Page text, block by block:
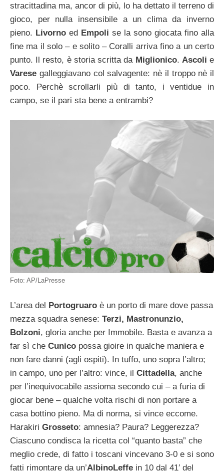
stracittadina ma, ancor di più, lo ha dettato il terreno di
gioco, per nulla insensibile a un clima da inverno
pieno. Livorno ed Empoli se la sono giocata fino alla
fine ma il solo – e solito – Coralli arriva fino a un certo
punto. Il resto, è storia scritta da Miglionico. Ascolie
Varese galleggiavano col salvagente: nè il troppo nè il
poco. Perchè scrollarli più di tanto, i ventidue in
campo, se il pari sta bene a entrambi?
Foto: AP/LaPresse
L’area del Portogruaro è un porto di mare dove passa
mezza squadra senese: Terzi, Mastronunzio,
Bolzoni, gloria anche per Immobile. Basta e avanza a
far sì che Cunico possa gioire in qualche maniera e
non fare danni (agli ospiti). In tuffo, uno sopra l’altro;
in campo, uno per l’altro: vince, il Cittadella, anche
per l’inequivocabile assioma secondo cui – a furia di
giocar bene – qualche volta rischi di non portare a
casa bottino pieno. Ma di norma, si vince eccome.
Harakiri Grosseto: amnesia? Paura? Leggerezza?
Ciascuno condisca la ricetta col “quanto basta” che
meglio crede, di fatto i toscani vincevano 3-0 e si sono
fatti rimontare da un’AlbinoLeffe in 10 dal 41′ del